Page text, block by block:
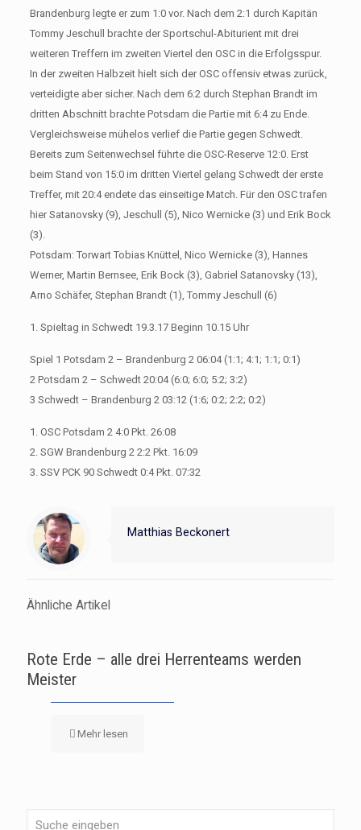
Brandenburg legte er zum 1:0 vor. Nach dem 2:1 durch Kapitän
Tommy Jeschull brachte der Sportschul-Abiturient mit drei
weiteren Treffern im zweiten Viertel den OSC in die Erfolgsspur.
In der zweiten Halbzeit hielt sich der OSC offensiv etwas zurück,
verteidigte aber sicher. Nach dem 6:2 durch Stephan Brandt im
dritten Abschnitt brachte Potsdam die Partie mit 6:4 zu Ende.
Vergleichsweise mühelos verlief die Partie gegen Schwedt.
Bereits zum Seitenwechsel führte die OSC-Reserve 12:0. Erst
beim Stand von 15:0 im dritten Viertel gelang Schwedt der erste
Treffer, mit 20:4 endete das einseitige Match. Für den OSC trafen
hier Satanovsky (9), Jeschull (5), Nico Wernicke (3) und Erik Bock
(3).
Potsdam: Torwart Tobias Knüttel, Nico Wernicke (3), Hannes
Werner, Martin Bernsee, Erik Bock (3), Gabriel Satanovsky (13),
Arno Schäfer, Stephan Brandt (1), Tommy Jeschull (6)
1. Spieltag in Schwedt 19.3.17 Beginn 10.15 Uhr
Spiel 1 Potsdam 2 – Brandenburg 2 06:04 (1:1; 4:1; 1:1; 0:1)
2 Potsdam 2 – Schwedt 20:04 (6:0; 6:0; 5:2; 3:2)
3 Schwedt – Brandenburg 2 03:12 (1:6; 0:2; 2:2; 0:2)
1. OSC Potsdam 2 4:0 Pkt. 26:08
2. SGW Brandenburg 2 2:2 Pkt. 16:09
3. SSV PCK 90 Schwedt 0:4 Pkt. 07:32
Matthias Beckonert
Ähnliche Artikel
Rote Erde – alle drei Herrenteams werden
Meister
Mehr lesen